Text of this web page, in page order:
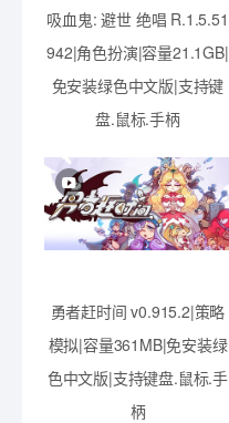
吸血鬼: 避世 绝唱 R.1.5.51
942|角色扮演|容量21.1GB|
免安装绿色中文版|支持键
盘.鼠标.手柄
勇者赶时间 v0.915.2|策略
模拟|容量361MB|免安装绿
色中文版|支持键盘.鼠标.手
柄